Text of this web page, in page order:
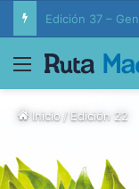
Menú
Inicio/Edición 22